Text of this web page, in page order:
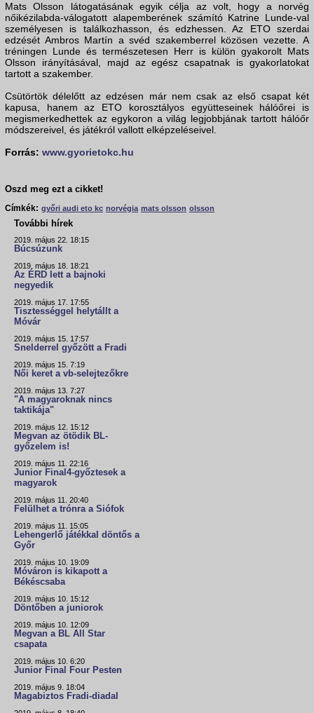
Mats Olsson látogatásának egyik célja az volt, hogy a norvég
nőikézilabda-válogatott alapemberének számító Katrine Lunde-val
személyesen is találkozhasson, és edzhessen. Az ETO szerdai
edzését Ambros Martín a svéd szakemberrel közösen vezette. A
tréningen Lunde és természetesen Herr is külön gyakorolt Mats
Olsson irányításával, majd az egész csapatnak is gyakorlatokat
tartott a szakember.
Csütörtök délelőtt az edzésen már nem csak az első csapat két
kapusa, hanem az ETO korosztályos együtteseinek hálóőrei is
megismerkedhettek az egykoron a világ legjobbjának tartott hálóőr
módszereivel, és játékról vallott elképzeléseivel.
Forrás: www.gyorietokc.hu
Oszd meg ezt a cikket!
Címkék: győri audi eto kc norvégia mats olsson olsson
További hírek
2019. május 22. 18:15
Búcsúzunk
2019. május 18. 18:21
Az ÉRD lett a bajnoki
negyedik
2019. május 17. 17:55
Tisztességgel helytállt a
Móvár
2019. május 15. 17:57
Snelderrel győzött a Fradi
2019. május 15. 7:19
Női keret a vb-selejtezőkre
2019. május 13. 7:27
"A magyaroknak nincs
taktikája"
2019. május 12. 15:12
Megvan az ötödik BL-
győzelem is!
2019. május 11. 22:16
Junior Final4-győztesek a
magyarok
2019. május 11. 20:40
Felülhet a trónra a Siófok
2019. május 11. 15:05
Lehengerlő játékkal döntős a
Győr
2019. május 10. 19:09
Móváron is kikapott a
Békéscsaba
2019. május 10. 15:12
Döntőben a juniorok
2019. május 10. 12:09
Megvan a BL All Star
csapata
2019. május 10. 6:20
Junior Final Four Pesten
2019. május 9. 18:04
Magabiztos Fradi-diadal